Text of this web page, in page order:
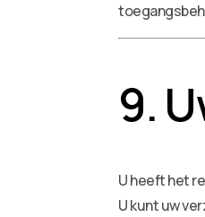
9.
U heeft het
U kunt uw